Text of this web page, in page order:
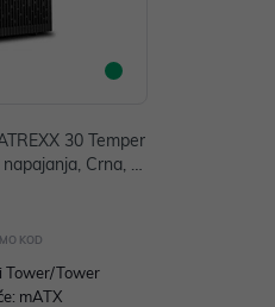
30 Temper
Crna, D
KOD
Tower/Tower
mATX